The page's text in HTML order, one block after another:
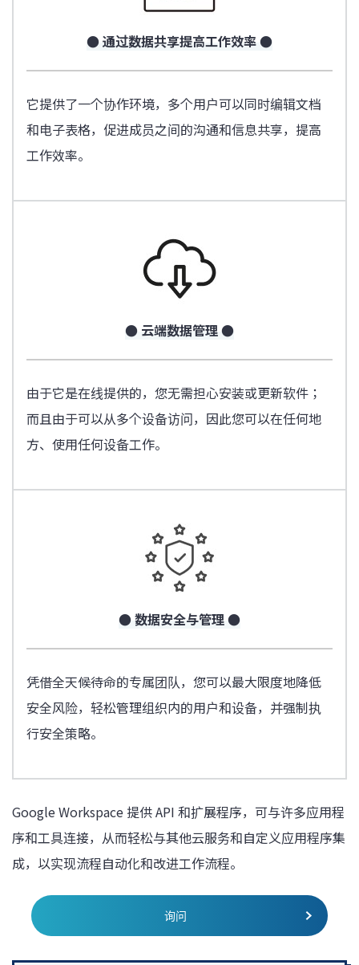
● 通过数据共享提高工作效率 ●
它提供了一个协作环境，多个用户可以同时编辑文档
和电子表格，促进成员之间的沟通和信息共享，提高
工作效率。
● 云端数据管理 ●
由于它是在线提供的，您无需担心安装或更新软件；
而且由于可以从多个设备访问，因此您可以在任何地
方、使用任何设备工作。
● 数据安全与管理 ●
凭借全天候待命的专属团队，您可以最大限度地降低
安全风险，轻松管理组织内的用户和设备，并强制执
行安全策略。
Google Workspace 提供 API 和扩展程序，可与许多应用程
序和工具连接，从而轻松与其他云服务和自定义应用程序集
成，以实现流程自动化和改进工作流程。
询问